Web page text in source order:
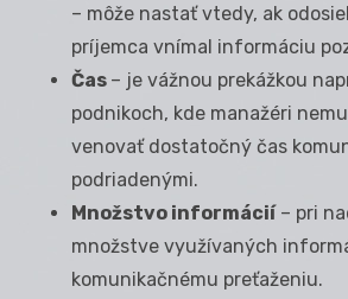
– môže nastať vtedy, ak
príjemca vnímal informáciu
Čas – je vážnou prekážkou
podnikoch, kde manažéri
venovať dostatočný čas
podriadenými.
Množstvo informácií– pri
množstve využívaných
komunikačnému preťaženiu.